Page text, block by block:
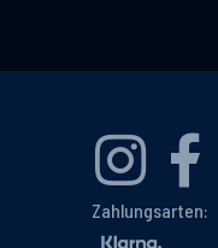
Zahlungsarten: